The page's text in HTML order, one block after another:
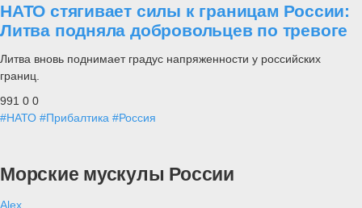
НАТО стягивает силы к границам России:
Литва подняла добровольцев по тревоге
Литва вновь поднимает градус напряженности у российских
границ.
991 0 0
#НАТО #Прибалтика #Россия
Морские мускулы России
Alex